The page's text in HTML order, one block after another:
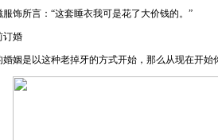
所言：“这套睡衣我可是花了大价钱的。”
婚
是以这种老掉牙的方式开始，那么从现在开始